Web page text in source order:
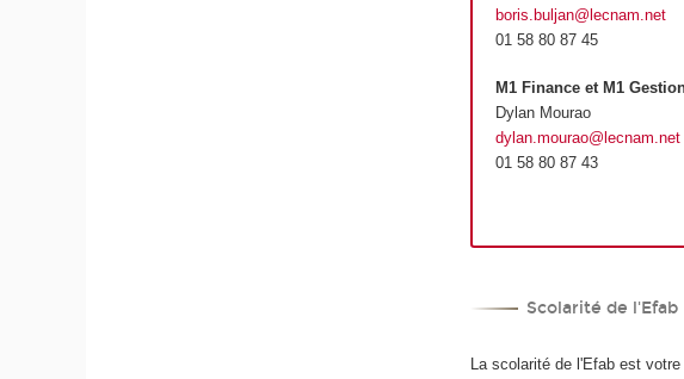
boris.buljan@lecnam.net
01 58 80 87 45
M1 Finance et M1
Dylan Mourao
dylan.mourao@lecnam.net
01 58 80 87 43
Scolarité de l'Efab
La scolarité de l'Efab est